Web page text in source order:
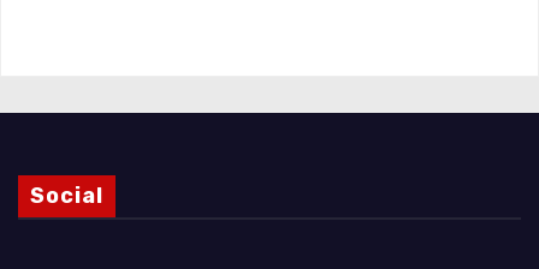
Social